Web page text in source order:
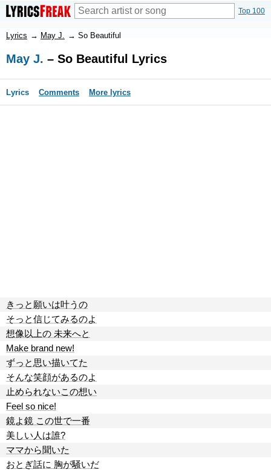
Top 100
Lyrics → May J. → So Beautiful
May J. – So Beautiful Lyrics
Lyrics Comments More lyrics
きっと願いは叶うの
そっと信じてみるのよ
想像以上の 未来へと
Make brand new!
ずっと思い描いてた
そんな笑顔があるのよ
止められないこの想い
Feel so nice!
鏡よ鏡 この世で一番
美しい人は誰?
ママから聞いた
おとぎ話に 胸が騒いだ